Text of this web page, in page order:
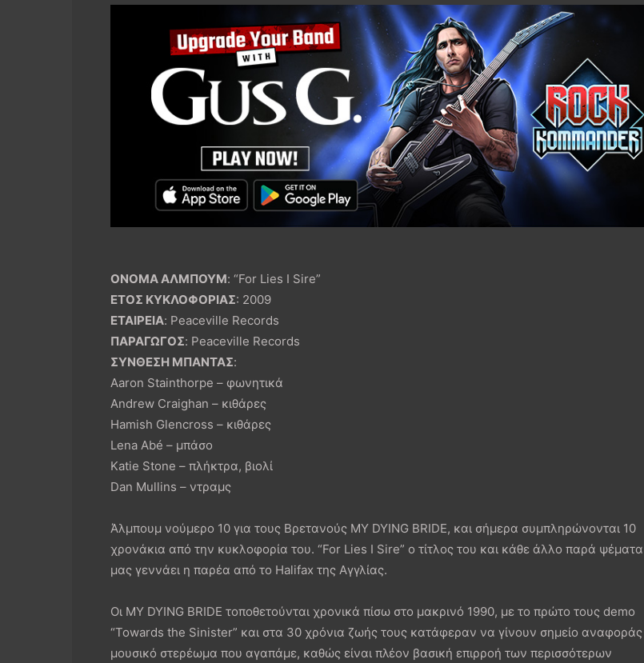
ΟΝΟΜΑ ΑΛΜΠΟΥΜ: “For Lies I Sire”
ΕΤΟΣ ΚΥΚΛΟΦΟΡΙΑΣ: 2009
ΕΤΑΙΡΕΙΑ: Peaceville Records
ΠΑΡΑΓΩΓΟΣ: Peaceville Records
ΣΥΝΘΕΣΗ ΜΠΑΝΤΑΣ:
Aaron Stainthorpe – φωνητικά
Andrew Craighan – κιθάρες
Hamish Glencross – κιθάρες
Lena Abé – μπάσο
Katie Stone – πλήκτρα, βιολί
Dan Mullins – ντραμς
Άλμπουμ νούμερο 10 για τους Βρετανούς MY DYING BRIDE, και σήμερα συμπληρώνονται 10
χρονάκια από την κυκλοφορία του. “For Lies I Sire” ο τίτλος του και κάθε άλλο παρά ψέματα
μας γεννάει η παρέα από το Halifax της Αγγλίας.
Οι MY DYING BRIDE τοποθετούνται χρονικά πίσω στο μακρινό 1990, με το πρώτο τους demo
“Towards the Sinister” και στα 30 χρόνια ζωής τους κατάφεραν να γίνουν σημείο αναφοράς
μουσικό στερέωμα που αγαπάμε, καθώς είναι πλέον βασική επιρροή των περισσότερων